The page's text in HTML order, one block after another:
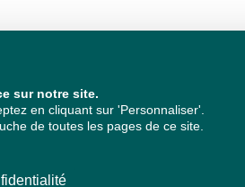
sur notre site.
en cliquant sur 'Personnaliser'.
de toutes les pages de ce site.